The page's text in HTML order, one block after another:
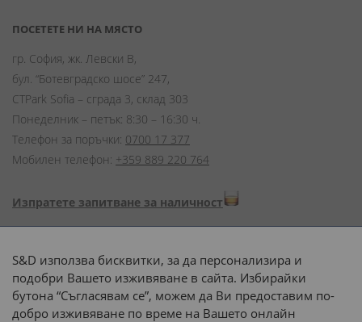
ПОСЕТЕТЕ НИ НА МЯСТО
гр. София, жк. Левски В,
бул. “Ботевградско шосе” 247,
CTPark Sofia – сграда 3, склад 303
Понеделник – петък: 8:30 – 16:30 ч.
Телефон за поръчки: 0700 17 377
Мобилен телефон: +359 889 220 764
Изпратете запитване за наличност
Начини на плащане:
S&D използва бисквитки, за да персонализира и
подобри Вашето изживяване в сайта. Избирайки
бутона “Съгласявам се”, можем да Ви предоставим по-
добро изживяване по време на Вашето онлайн